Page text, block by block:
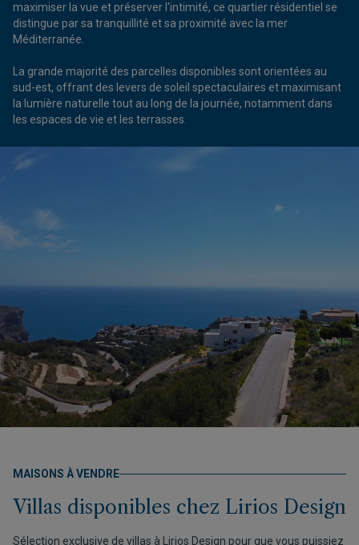
maximiser la vue et préserver l'intimité, ce quartier résidentiel se
distingue par sa tranquillité et sa proximité avec la mer
Méditerranée.
La grande majorité des parcelles disponibles sont orientées au
sud-est, offrant des levers de soleil spectaculaires et maximisant
la lumière naturelle tout au long de la journée, notamment dans
les espaces de vie et les terrasses.
MAISONS À VENDRE
Villas disponibles chez Lirios Design
Sélection exclusive de villas à Lirios Design pour que vous puissiez